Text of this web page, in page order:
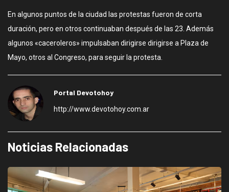
En algunos puntos de la ciudad las protestas fueron de corta
duración, pero en otros continuaban después de las 23. Además
algunos «caceroleros» impulsaban dirigirse dirigirse a Plaza de
Mayo, otros al Congreso, para seguir la protesta.
Portal Devotohoy
http://www.devotohoy.com.ar
Noticias Relacionadas